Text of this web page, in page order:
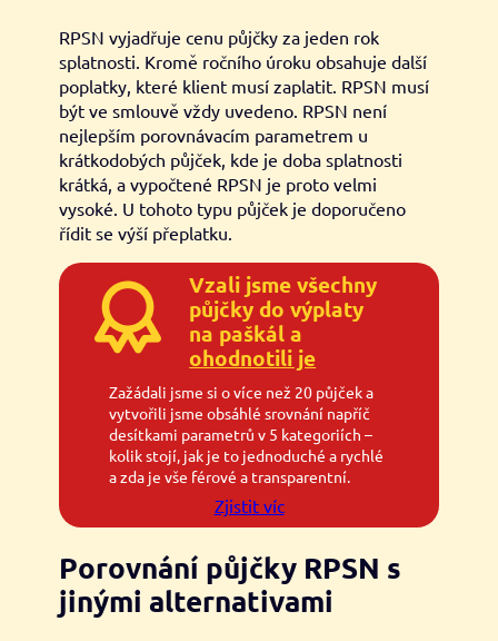
RPSN vyjadřuje cenu půjčky za jeden rok
splatnosti. Kromě ročního úroku obsahuje další
poplatky, které klient musí zaplatit. RPSN musí
být ve smlouvě vždy uvedeno. RPSN není
nejlepším porovnávacím parametrem u
krátkodobých půjček, kde je doba splatnosti
krátká, a vypočtené RPSN je proto velmi
vysoké. U tohoto typu půjček je doporučeno
řídit se výší přeplatku.
Vzali jsme všechny
půjčky do výplaty
na paškál a
ohodnotili je
Zažádali jsme si o více než 20 půjček a
vytvořili jsme obsáhlé srovnání napříč
desítkami parametrů v 5 kategoriích –
kolik stojí, jak je to jednoduché a rychlé
a zda je vše férové a transparentní.
Zjistit víc
Porovnání půjčky RPSN s
jinými alternativami